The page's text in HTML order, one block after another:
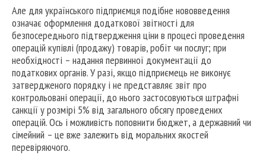
Але для українського підприємця подібне нововведення
означає оформлення додаткової звітності для
безпосереднього підтвердження ціни в процесі проведення
операцій купівлі (продажу) товарів, робіт чи послуг; при
необхідності – надання первинної документації до
податкових органів. У разі, якщо підприємець не виконує
затвердженого порядку і не представляє звіт про
контрольовані операції, до нього застосовуються штрафні
санкції у розмірі 5% від загального обсягу проведених
операцій. Ось і можливість поповнити бюджет, а державний чи
сімейний – це вже залежить від моральних якостей
перевіряючого.